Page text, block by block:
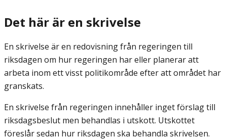
Det här är en skrivelse
En skrivelse är en redovisning från regeringen till
riksdagen om hur regeringen har eller planerar att
arbeta inom ett visst politikområde efter att området har
granskats.
En skrivelse från regeringen innehåller inget förslag till
riksdagsbeslut men behandlas i utskott. Utskottet
föreslår sedan hur riksdagen ska behandla skrivelsen.